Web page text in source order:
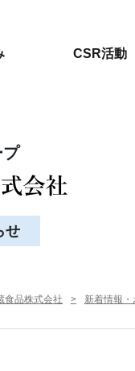
CSR活動
プ
せ
食品株式会社 新着情報